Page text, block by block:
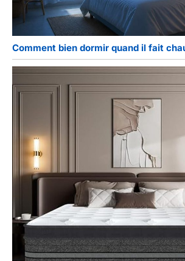
Comment bien dormir quand il fait